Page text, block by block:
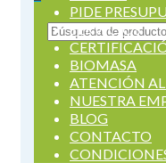
Buscar
por:
PIDE
SERVICIOS
BIOMASA
ATENCIÓN
NUESTRA
BLOG
CONTACTO